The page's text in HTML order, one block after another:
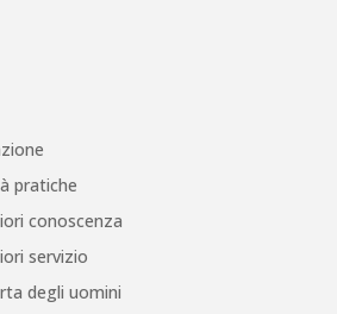
pratiche
conoscenza
servizio
degli uomini